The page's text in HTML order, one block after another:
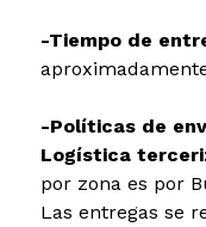
-Tiempo de
-Políticas de
Logística
por zona es por
Las entregas se